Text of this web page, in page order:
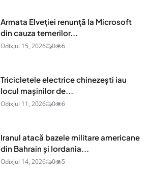
Armata Elveției renunță la Microsoft
din cauza temerilor...
OdixJul 15, 2026 0 6
Tricicletele electrice chinezești iau
locul mașinilor de...
OdixJul 11, 2026 0 6
Iranul atacă bazele militare americane
din Bahrain și Iordania...
OdixJul 14, 2026 0 5